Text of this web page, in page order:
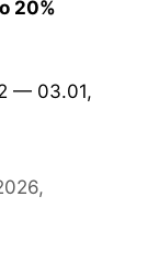
20%
— 03.01,
,